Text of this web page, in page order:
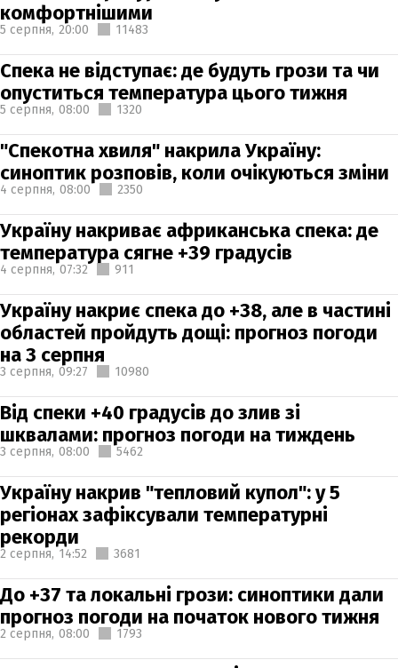
комфортнішими
5 серпня, 20:00 11483
Спека не відступає: де будуть грози та чи
опуститься температура цього тижня
5 серпня, 08:00 1320
"Спекотна хвиля" накрила Україну:
синоптик розповів, коли очікуються зміни
4 серпня, 08:00 2350
Україну накриває африканська спека: де
температура сягне +39 градусів
4 серпня, 07:32 911
Україну накриє спека до +38, але в частині
областей пройдуть дощі: прогноз погоди
на 3 серпня
3 серпня, 09:27 10980
Від спеки +40 градусів до злив зі
шквалами: прогноз погоди на тиждень
3 серпня, 08:00 5462
Україну накрив "тепловий купол": у 5
регіонах зафіксували температурні
рекорди
2 серпня, 14:52 3681
До +37 та локальні грози: синоптики дали
прогноз погоди на початок нового тижня
2 серпня, 08:00 1793